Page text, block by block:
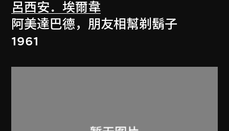
呂西安．埃爾韋
阿美達巴德，朋友相幫剃鬍子
1961